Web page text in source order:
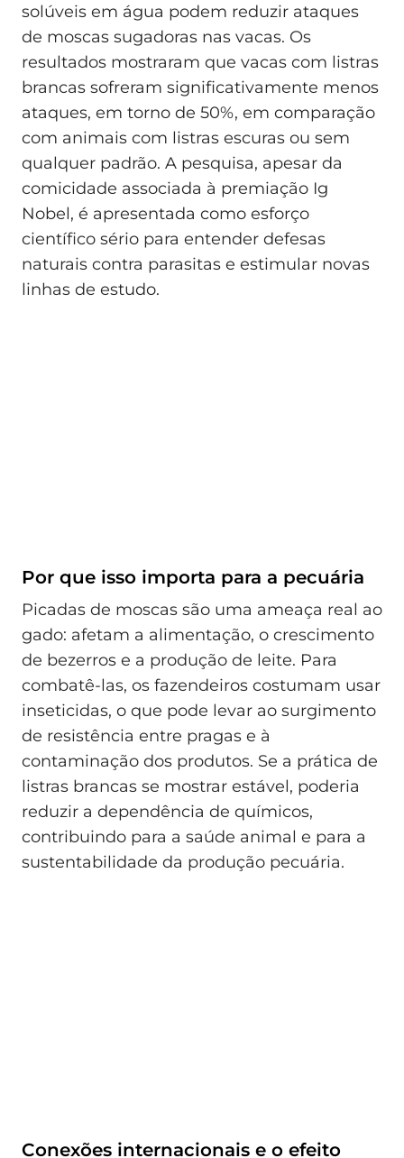
solúveis em água podem reduzir ataques
de moscas sugadoras nas vacas. Os
resultados mostraram que vacas com listras
brancas sofreram significativamente menos
ataques, em torno de 50%, em comparação
com animais com listras escuras ou sem
qualquer padrão. A pesquisa, apesar da
comicidade associada à premiação Ig
Nobel, é apresentada como esforço
científico sério para entender defesas
naturais contra parasitas e estimular novas
linhas de estudo.
Por que isso importa para a pecuária
Picadas de moscas são uma ameaça real ao
gado: afetam a alimentação, o crescimento
de bezerros e a produção de leite. Para
combatê-las, os fazendeiros costumam usar
inseticidas, o que pode levar ao surgimento
de resistência entre pragas e à
contaminação dos produtos. Se a prática de
listras brancas se mostrar estável, poderia
reduzir a dependência de químicos,
contribuindo para a saúde animal e para a
sustentabilidade da produção pecuária.
Conexões internacionais e o efeito